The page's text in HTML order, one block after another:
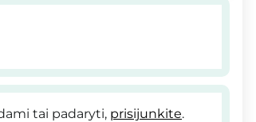
tai padaryti, prisijunkite.